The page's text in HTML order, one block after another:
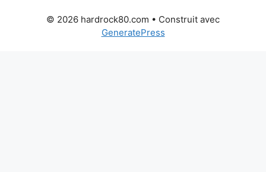
© 2026 hardrock80.com • Construit avec
GeneratePress